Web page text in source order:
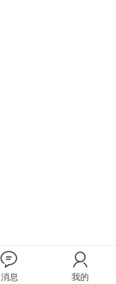
消息 我的